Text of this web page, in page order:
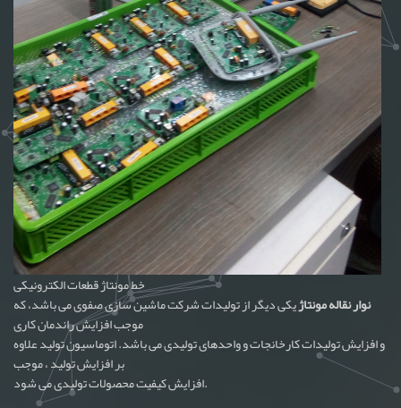
خط مونتاژ قطعات الکترونیکی
نوار نقاله مونتاژیکی دیگر از تولیدات شرکت ماشین سازی صفوی می باشد، که
موجب افزایش راندمان کاری
و افزایش تولیدات کارخانجات و واحدهای تولیدی می باشد. اتوماسیون تولید علاوه
بر افزایش تولید ، موجب
افزایش کیفیت محصولات تولیدی می شود.